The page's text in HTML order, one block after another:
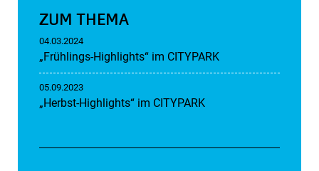
ZUM THEMA
04.03.2024
„Frühlings-Highlights“ im CITYPARK
05.09.2023
„Herbst-Highlights“ im CITYPARK